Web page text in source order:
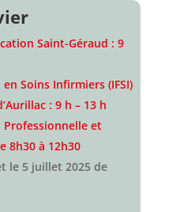
Saint-Géraud : 9
Soins Infirmiers (IFSI)
: 9 h – 13 h
et
8h30 à 12h30
le 5 juillet 2025 de